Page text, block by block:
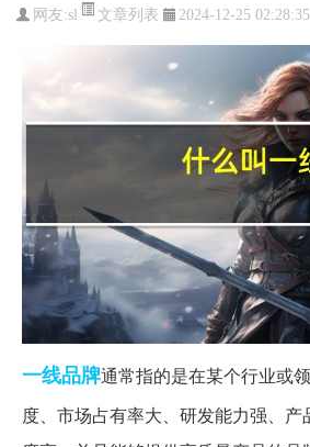
网友:sl 文章列表 2024-12-25 02:28:35
一线品牌通常指的是在某个行业或
度、市场占有率大、研发能力强、产